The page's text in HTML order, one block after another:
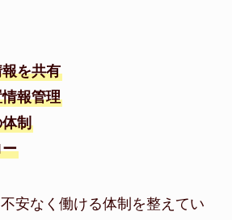
を共有
報管理
制
安なく働ける体制を整えてい